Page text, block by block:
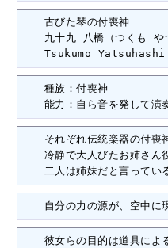
古びた琴の付喪神
九十九 八橋（つくも や
Tsukumo Yatsuhashi
種族：付喪神
能力：自ら音を発して演
それぞれ伝統楽器の付喪神
冷静で大人びたお姉さん
二人は姉妹だと言っている
自分の力の源が、空中に現
彼女らの目的は道具による